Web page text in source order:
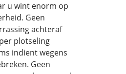
u wint enorm op
Geen
achteraf
plotseling
indient wegens
Geen